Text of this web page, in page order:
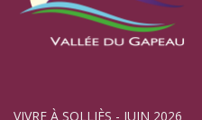
VIVRE À SOLLIÈS - JUIN 2026